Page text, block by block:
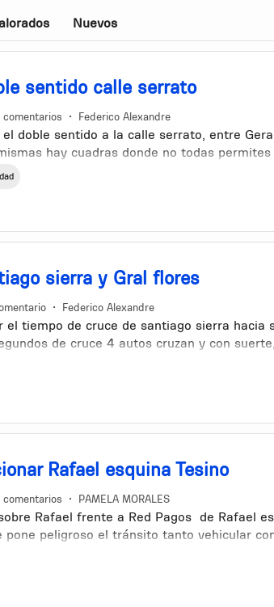
Nuevos
sentido calle serrato
comentarios • Federico Alexandre
doble sentido a la calle serrato, entre
hay cuadras donde no todas
una solo sentido serrato.
sierra y Gral flores
• Federico Alexandre
el tiempo de cruce de santiago sierra hacia
de cruce 4 autos cruzan y con
roja
Rafael esquina Tesino
comentarios • PAMELA MORALES
Rafael frente a Red Pagos de Rafael
pone peligroso el tránsito tanto vehicular